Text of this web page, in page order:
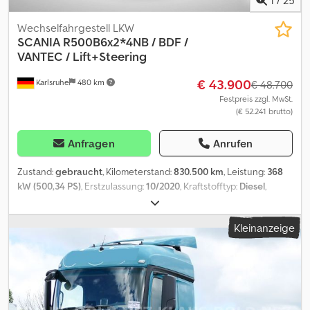
Karlsruhe 480 km
Wechselfahrgestell LKW
SCANIA R500B6x2*4NB / BDF /
VANTEC / Lift+Steering
€ 43.900€ 48.700
Festpreis zzgl. MwSt.
(€ 52.241 brutto)
Anfragen Anrufen
Zustand:gebraucht, Kilometerstand:830.500 km, Leistung: 368
kW (500,34 PS), Erstzulassung:10/2020, Kraftstofftyp: Diesel,
, Achsen-Konfiguration:
Bremsen:Retarder, Farbe:Weiß, Getriebetyp:Automatisch,
, Ausstattung: ABS,
Elektronisches Stabilitätsprogramm (ESP), Klimaanlage,
Rußfilter, Standheizung
, Modelljahr * Modelljahr: 2020 Getriebe *
Automatikgetriebe Opticruise 3 Pedale, 12+2 Gänge
Assistenzsysteme * Elektronisches Bremssystem EBS * Adaptive
Cruise Control ACC * Fahrlichtautomatik * Berganfahrhilfe *
Kleinanzeige